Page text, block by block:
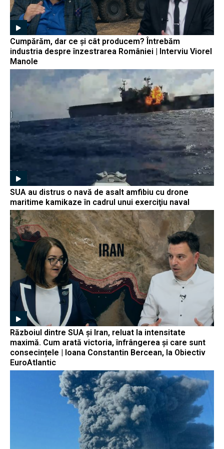
Cumpărăm, dar ce și cât producem? Întrebăm
industria despre înzestrarea României | Interviu Viorel
Manole
SUA au distrus o navă de asalt amfibiu cu drone
maritime kamikaze în cadrul unui exerciţiu naval
Războiul dintre SUA și Iran, reluat la intensitate
maximă. Cum arată victoria, înfrângerea și care sunt
consecințele | Ioana Constantin Bercean, la Obiectiv
EuroAtlantic